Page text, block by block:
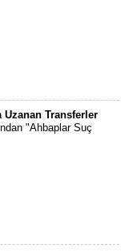
Uzanan Transferler
"Ahbaplar Suç